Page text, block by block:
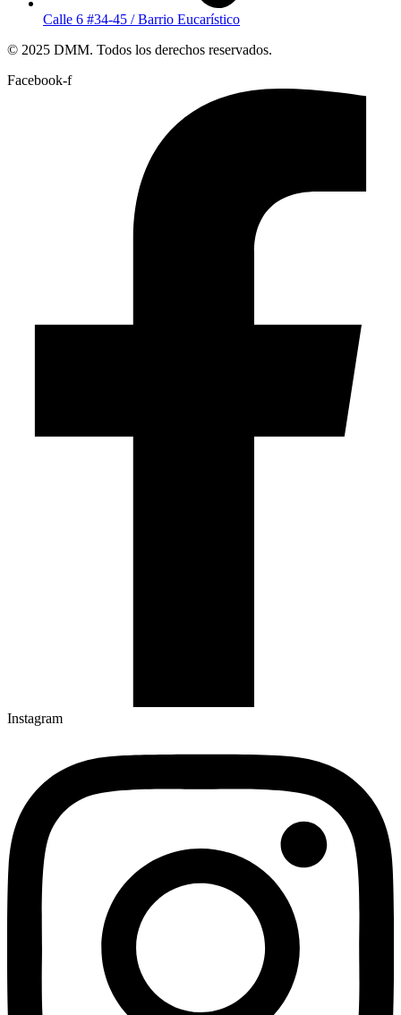
Calle 6 #34-45 / Barrio Eucarístico
© 2025 DMM. Todos los derechos reservados.
Facebook-f
Instagram